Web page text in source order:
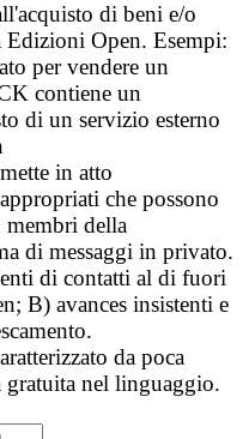
di beni e/o
Edizioni Open. Esempi:
per vendere un
contiene un
di un servizio esterno
in atto
che possono
membri della
di messaggi in privato.
di contatti al di fuori
B) avances insistenti e
da poca
gratuita nel linguaggio.